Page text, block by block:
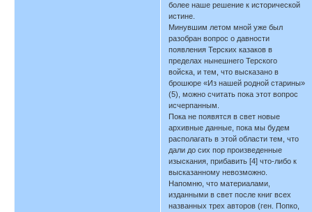
более наше решение к исторической
истине.
Минувшим летом мной уже был
разобран вопрос о давности
появления Терских казаков в
пределах нынешнего Терского
войска, и тем, что высказано в
брошюре «Из нашей родной старины»
(5), можно считать пока этот вопрос
исчерпанным.
Пока не появятся в свет новые
архивные данные, пока мы будем
располагать в этой области тем, что
дали до сих пор произведенные
изыскания, прибавить [4] что-либо к
высказанному невозможно.
Напомню, что материалами,
изданными в свет после книг всех
названных трех авторов (ген. Попко,